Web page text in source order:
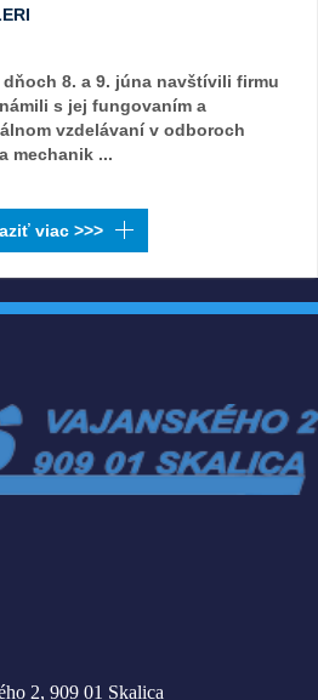
8. a 9. júna navštívili firmu
s jej fungovaním a
vzdelávaní v odboroch
mechanik ...
2, 909 01 Skalica